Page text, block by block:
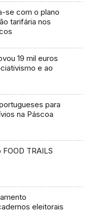
se com o plano
tarifária nos
19 mil euros
e ao
para
na Páscoa
FOOD TRAILS
eleitorais